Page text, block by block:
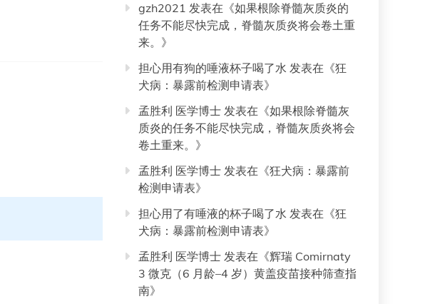
gzh2021 发表在《如果根除脊髓灰质炎的
任务不能尽快完成，脊髓灰质炎将会卷土重
来。 》
担心用有狗的唾液杯子喝了水 发表在《狂
犬病：暴露前检测申请表》
孟胜利 医学博士 发表在《如果根除脊髓灰
质炎的任务不能尽快完成，脊髓灰质炎将会
卷土重来。 》
孟胜利 医学博士 发表在《狂犬病：暴露前
检测申请表》
担心用了有唾液的杯子喝了水 发表在《狂
犬病：暴露前检测申请表》
孟胜利 医学博士 发表在《辉瑞 Comirnaty
3 微克（6 月龄–4 岁）黄盖疫苗接种筛查指
南》